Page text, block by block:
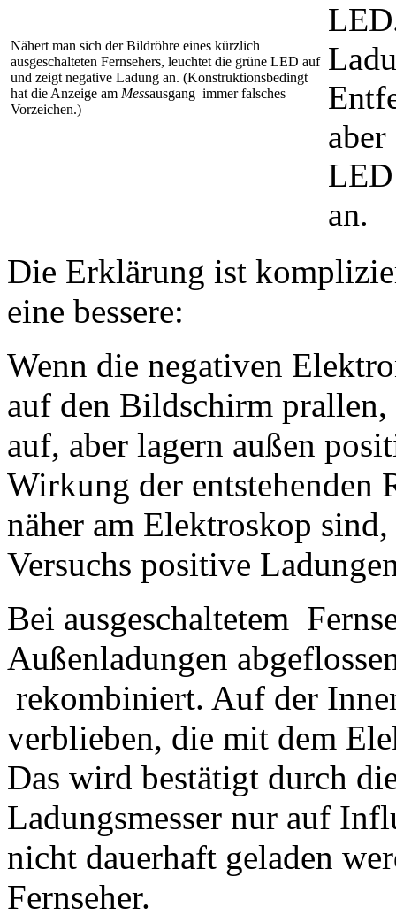
Nähert man sich der Bildröhre eines kürzlich
ausgeschalteten Fernsehers, leuchtet die grüne LED auf
und zeigt negative Ladung an. (Konstruktionsbedingt
hat die Anzeige am Messausgang immer falsches
Vorzeichen.)
an.
Die Erklärung ist
eine bessere:
Wenn die negativen
auf den Bildschirm prallen,
auf, aber lagern außen
Wirkung der entstehenden
näher am Elektroskop
Versuchs positive
Bei ausgeschaltetem
Außenladungen
rekombiniert. Auf der
verblieben, die mit dem
Das wird bestätigt durch
Ladungsmesser nur auf
nicht dauerhaft geladen
Fernseher.